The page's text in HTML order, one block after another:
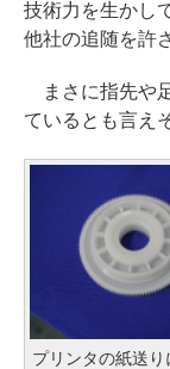
技術力を生かし
他社の追随を許
まさに指先や
ているとも言え
プリンタの紙送り